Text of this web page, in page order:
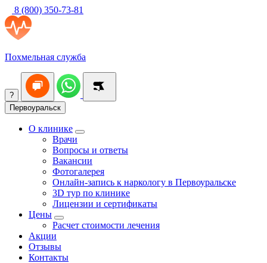
8 (800) 350-73-81
Похмельная служба
?
Первоуральск
О клинике
Врачи
Вопросы и ответы
Вакансии
Фотогалерея
Онлайн-запись к наркологу в Первоуральске
3D тур по клинике
Лицензии и сертификаты
Цены
Расчет стоимости лечения
Акции
Отзывы
Контакты